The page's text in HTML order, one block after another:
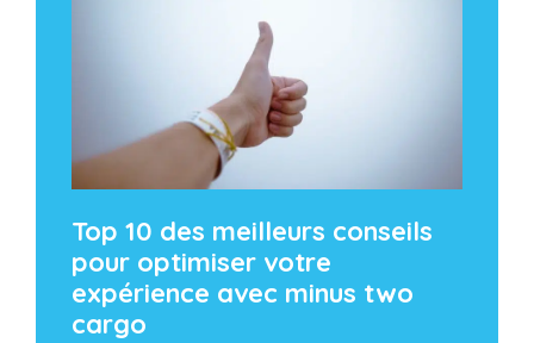
Top 10 des meilleurs conseils
pour optimiser votre
expérience avec minus two
cargo